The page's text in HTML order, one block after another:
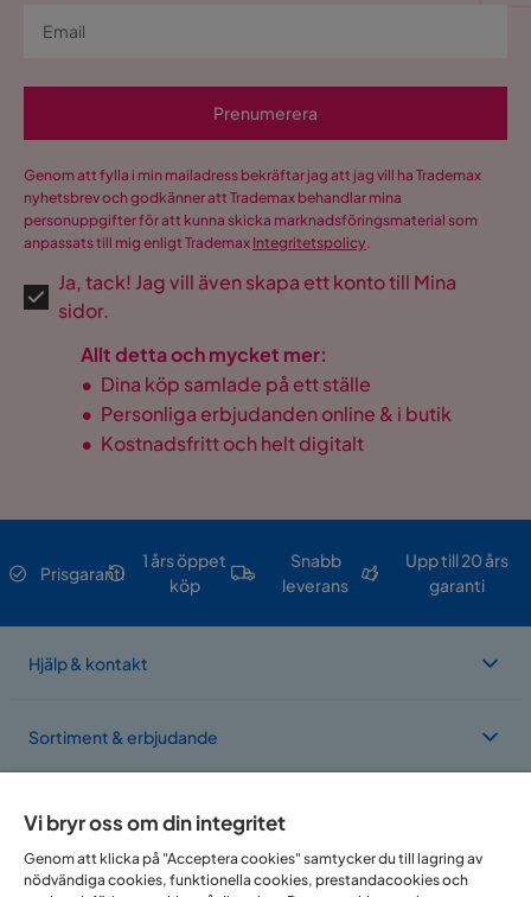
Prenumerera
Genom att fylla i min mailadress bekräftar jag att jag vill ha Trademax
nyhetsbrev och godkänner att Trademax behandlar mina
personuppgifter för att kunna skicka marknadsföringsmaterial som
anpassats till mig enligt Trademax Integritetspolicy.
Ja, tack! Jag vill även skapa ett konto till Mina
sidor.
Allt detta och mycket mer:
• Dina köp samlade på ett ställe
• Personliga erbjudanden online & i butik
• Kostnadsfritt och helt digitalt
Prisgaranti
1 års öppet
köp
Snabb
leverans
Upp till 20 års
garanti
Hjälp & kontakt
Sortiment & erbjudande
Om Trademax
Vi finns i flera länder
Vi bryr oss om din integritet
Genom att klicka på "Acceptera cookies" samtycker du till lagring av
nödvändiga cookies, funktionella cookies, prestandacookies och